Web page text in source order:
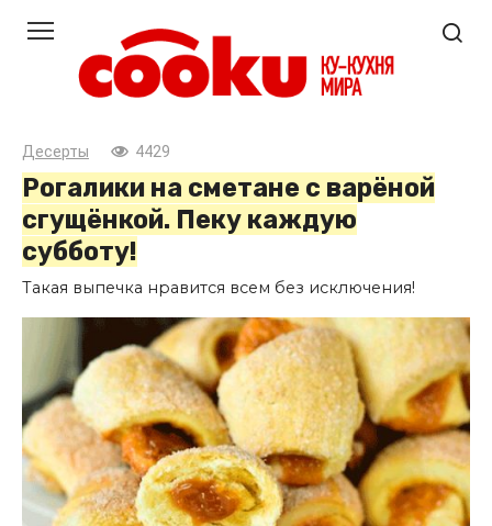
контенту
Десерты 4429
Рогалики на сметане с варёной
сгущёнкой. Пеку каждую
субботу!
Такая выпечка нравится всем без исключения!